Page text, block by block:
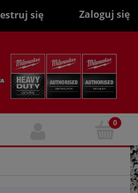
się Zaloguj się